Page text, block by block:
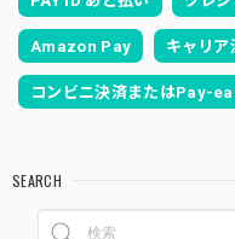
Amazon Pay キャリア
コンビニ決済またはPay-
SEARCH